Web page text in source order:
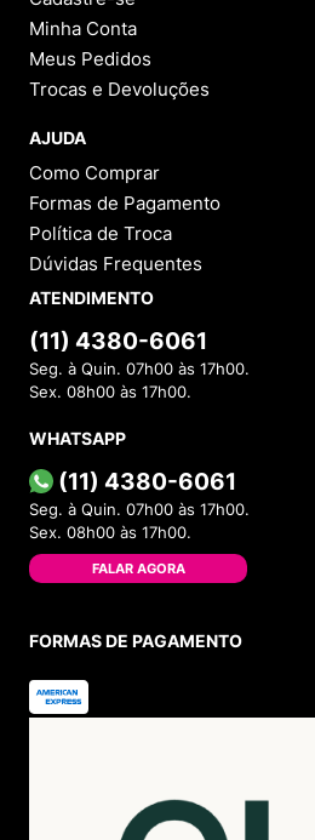
Minha Conta
Meus Pedidos
Trocas e Devoluções
AJUDA
Como Comprar
Formas de Pagamento
Política de Troca
Dúvidas Frequentes
ATENDIMENTO
(11) 4380-6061
Seg. à Quin. 07h00 às 17h00.
Sex. 08h00 às 17h00.
WHATSAPP
(11) 4380-6061
Seg. à Quin. 07h00 às 17h00.
Sex. 08h00 às 17h00.
FALAR AGORA
FORMAS DE PAGAMENTO